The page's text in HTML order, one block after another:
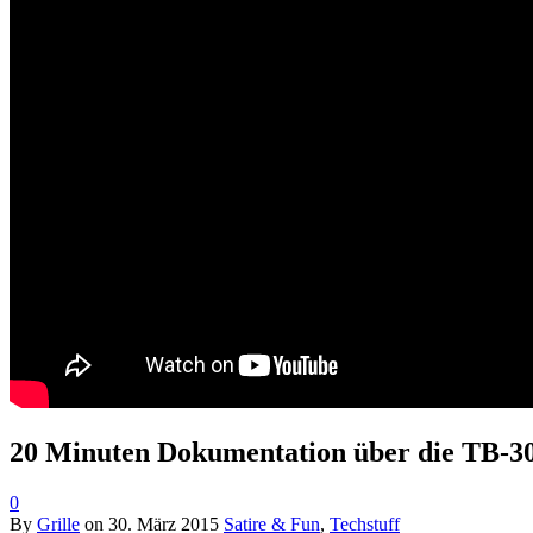
20 Minuten Dokumentation über die TB-
0
By Grille on 30. März 2015 Satire & Fun, Techstuff